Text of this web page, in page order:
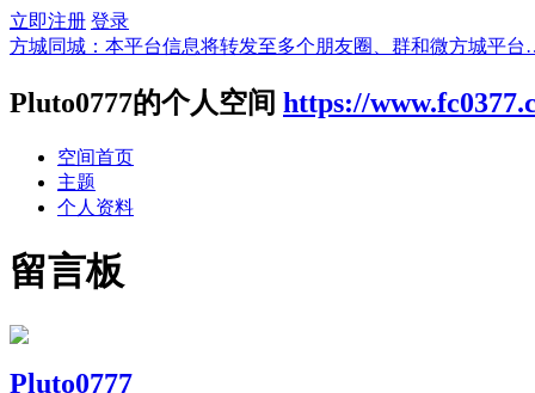
立即注册 登录
方城同城：本平台信息将转发至多个朋友圈、群和微方城平
Pluto0777的个人空间 https://
空间首页
主题
个人资料
留言板
Pluto0777